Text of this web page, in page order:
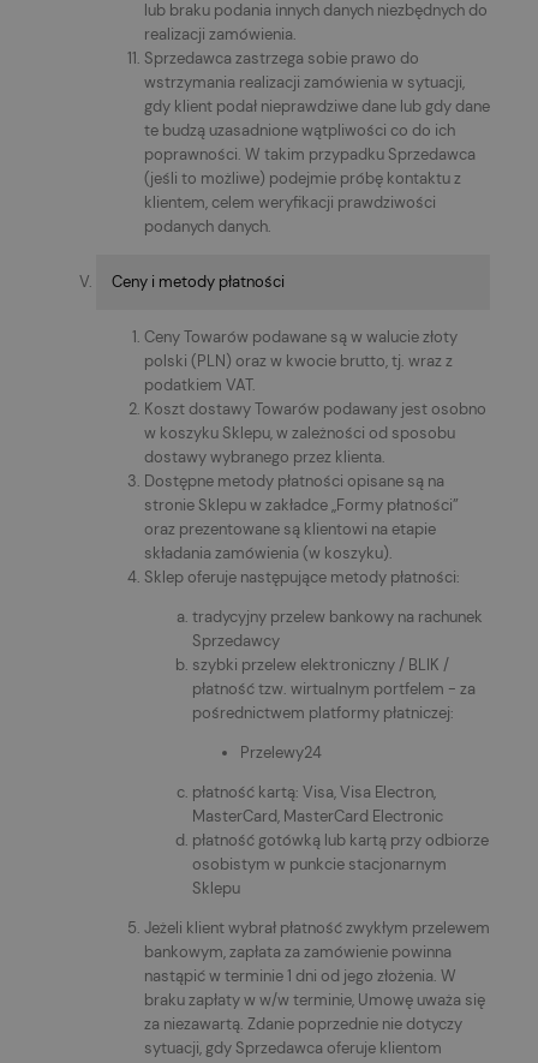
lub braku podania innych danych niezbędnych do
realizacji zamówienia.
Sprzedawca zastrzega sobie prawo do
wstrzymania realizacji zamówienia w sytuacji,
gdy klient podał nieprawdziwe dane lub gdy dane
te budzą uzasadnione wątpliwości co do ich
poprawności. W takim przypadku Sprzedawca
(jeśli to możliwe) podejmie próbę kontaktu z
klientem, celem weryfikacji prawdziwości
podanych danych.
Ceny i metody płatności
Ceny Towarów podawane są w walucie złoty
polski (PLN) oraz w kwocie brutto, tj. wraz z
podatkiem VAT.
Koszt dostawy Towarów podawany jest osobno
w koszyku Sklepu, w zależności od sposobu
dostawy wybranego przez klienta.
Dostępne metody płatności opisane są na
stronie Sklepu w zakładce „Formy płatności”
oraz prezentowane są klientowi na etapie
składania zamówienia (w koszyku).
Sklep oferuje następujące metody płatności:
tradycyjny przelew bankowy na rachunek
Sprzedawcy
szybki przelew elektroniczny / BLIK /
płatność tzw. wirtualnym portfelem - za
pośrednictwem platformy płatniczej:
Przelewy24
płatność kartą: Visa, Visa Electron,
MasterCard, MasterCard Electronic
płatność gotówką lub kartą przy odbiorze
osobistym w punkcie stacjonarnym
Sklepu
Jeżeli klient wybrał płatność zwykłym przelewem
bankowym, zapłata za zamówienie powinna
nastąpić w terminie 1 dni od jego złożenia. W
braku zapłaty w w/w terminie, Umowę uważa się
za niezawartą. Zdanie poprzednie nie dotyczy
sytuacji, gdy Sprzedawca oferuje klientom